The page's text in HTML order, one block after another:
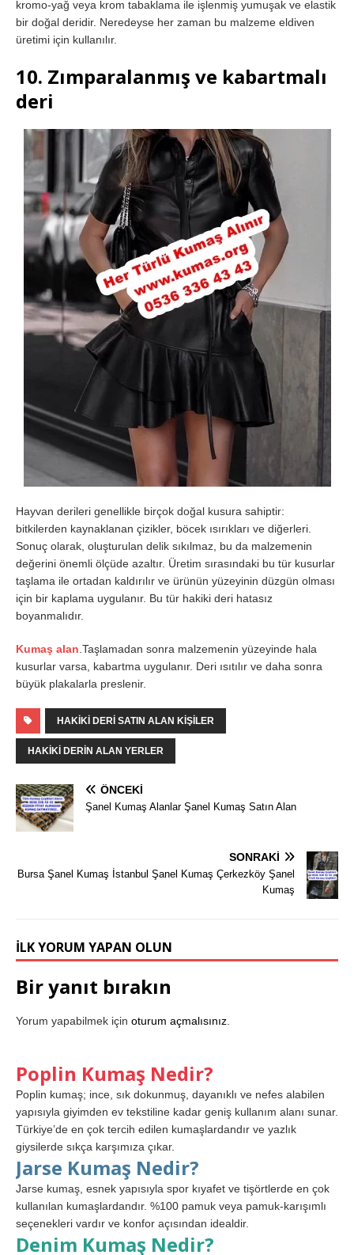
kromo-yağ veya krom tabaklama ile işlenmiş yumuşak ve elastik
bir doğal deridir. Neredeyse her zaman bu malzeme eldiven
üretimi için kullanılır.
10. Zımparalanmış ve kabartmalı
deri
Hayvan derileri genellikle birçok doğal kusura sahiptir:
bitkilerden kaynaklanan çizikler, böcek ısırıkları ve diğerleri.
Sonuç olarak, oluşturulan delik sıkılmaz, bu da malzemenin
değerini önemli ölçüde azaltır. Üretim sırasındaki bu tür kusurlar
taşlama ile ortadan kaldırılır ve ürünün yüzeyinin düzgün olması
için bir kaplama uygulanır. Bu tür hakiki deri hatasız
boyanmalıdır.
Kumaş alan .Taşlamadan sonra malzemenin yüzeyinde hala
kusurlar varsa, kabartma uygulanır. Deri ısıtılır ve daha sonra
büyük plakalarla preslenir.
HAKIKI DERI SATIN ALAN KIŞILER
HAKIKI DERIN ALAN YERLER
ÖNCEKI
Şanel Kumaş Alanlar Şanel Kumaş Satın Alan
SONRAKI
Bursa Şanel Kumaş İstanbul Şanel Kumaş Çerkezköy Şanel
Kumaş
İLK YORUM YAPAN OLUN
Bir yanıt bırakın
Yorum yapabilmek için oturum açmalısınız
Poplin Kumaş Nedir?
Poplin kumaş; ince, sık dokunmuş, dayanıklı ve nefes alabilen
yapısıyla giyimden ev tekstiline kadar geniş kullanım alanı sunar.
Türkiye’de en çok tercih edilen kumaşlardandır ve yazlık
giysilerde sıkça karşımıza çıkar.
Jarse Kumaş Nedir?
Jarse kumaş, esnek yapısıyla spor kıyafet ve tişörtlerde en çok
kullanılan kumaşlardandır. %100 pamuk veya pamuk-karışımlı
seçenekleri vardır ve konfor açısından idealdir.
Denim Kumaş Nedir?